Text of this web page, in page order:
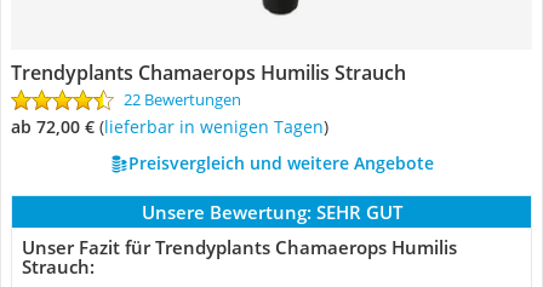
Trendyplants Chamaerops Humilis Strauch
22 Bewertungen
ab 72,00 € ( Lieferbar in wenigen Tagen)
Preisvergleich und weitere Angebote
Unsere Bewertung: SEHR GUT
Unser Fazit für Trendyplants Chamaerops Humilis
Strauch: